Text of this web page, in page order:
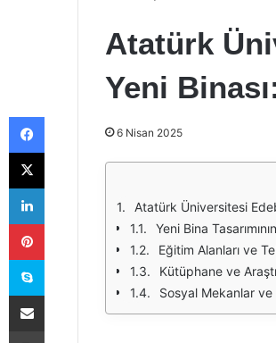
Atatürk
Yeni
6 Nisan 2025
Atatürk Üniversitesi
Yeni Bina
Eğitim Alanları ve
Kütüphane ve
Sosyal Mekanlar
Facebook
X
LinkedIn
Pinterest
Skype
E-Posta ile paylaş